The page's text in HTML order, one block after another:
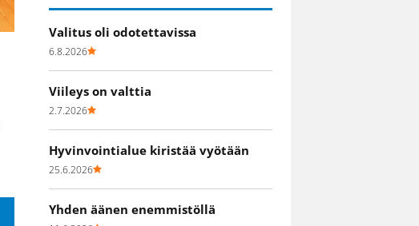
Valitus oli odotettavissa
6.8.2026
Viileys on valttia
2.7.2026
Hyvinvointialue kiristää vyötään
25.6.2026
Yhden äänen enemmistöllä